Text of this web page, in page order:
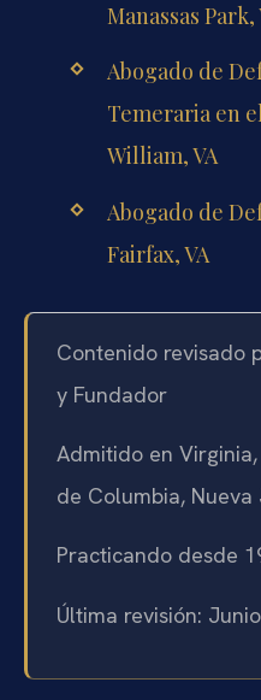
Manassas Park,
Abogado de
Temeraria en
William, VA
Abogado de
Fairfax, VA
Contenido revisado
y Fundador
Admitido en
de Columbia,
Practicando desde
Última revisión: